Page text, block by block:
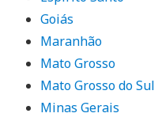
Goiás
Maranhão
Mato Grosso
Mato Grosso do Sul
Minas Gerais